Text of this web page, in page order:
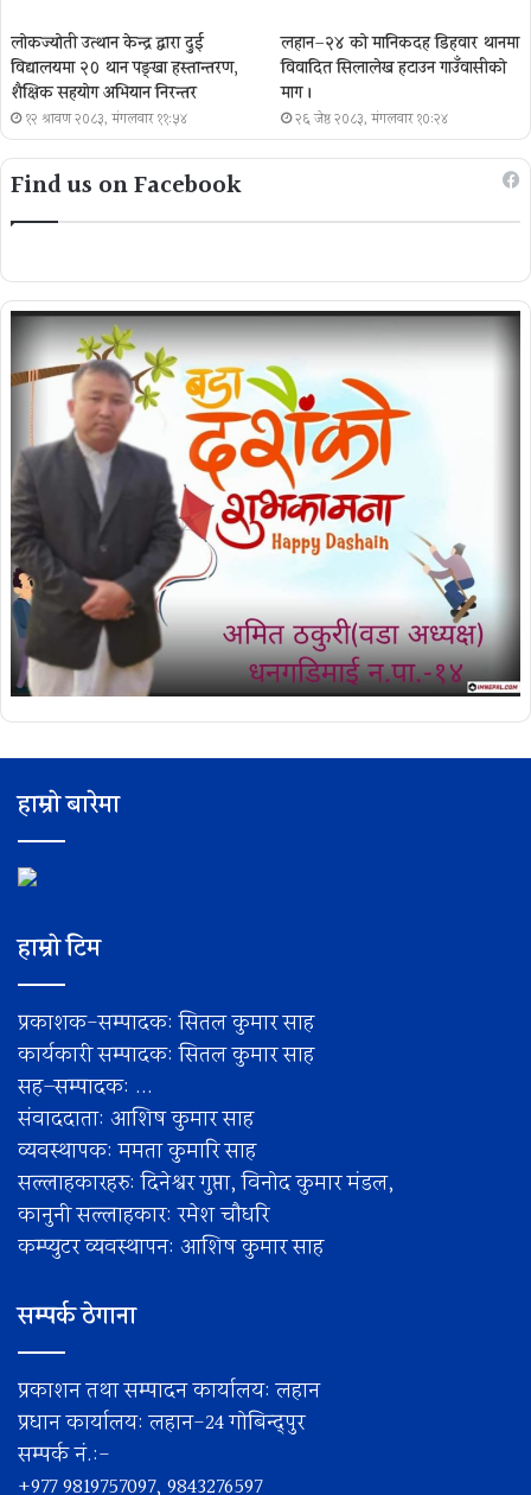
लोकज्योती उत्थान केन्द्र द्वारा दुई
विद्यालयमा २० थान पङ्खा हस्तान्तरण,
शैक्षिक सहयोग अभियान निरन्तर
१२ श्रावण २०८३, मंगलवार ११:५४
लहान–२४ को मानिकदह डिहवार थानमा
विवादित सिलालेख हटाउन गाउँवासीको
माग ।
२६ जेष्ठ २०८३, मंगलवार १०:२४
Find us on Facebook
हाम्रो बारेमा
हाम्रो टिम
प्रकाशक-सम्पादक: सितल कुमार साह
कार्यकारी सम्पादक: सितल कुमार साह
सह–सम्पादक: ...
संवाददाता: आशिष कुमार साह
व्यवस्थापक: ममता कुमारि साह
सल्लाहकारहरु: दिनेश्वर गुप्ता, विनोद कुमार मंडल,
कानुनी सल्लाहकार: रमेश चाैधरि
कम्प्युटर व्यवस्थापन: आशिष कुमार साह
सम्पर्क ठेगाना
प्रकाशन तथा सम्पादन कार्यालय: लहान
प्रधान कार्यालय: लहान-24 गोबिन्द्पुर
सम्पर्क नं.:-
+977 9819757097, 9843276597